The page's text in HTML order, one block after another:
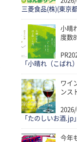
三菱食品(株)(東京
小晴
度数
PR
「小晴れ（こばれ
ワイ
ンス
「たのしいお酒
今年